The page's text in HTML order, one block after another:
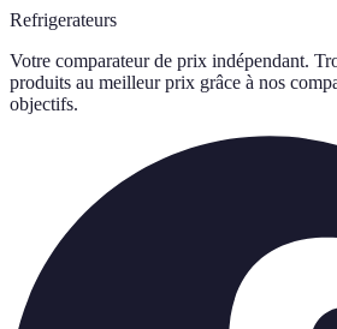
Refrigerateurs
Votre comparateur de prix indépendant.
produits au meilleur prix grâce à nos
objectifs.